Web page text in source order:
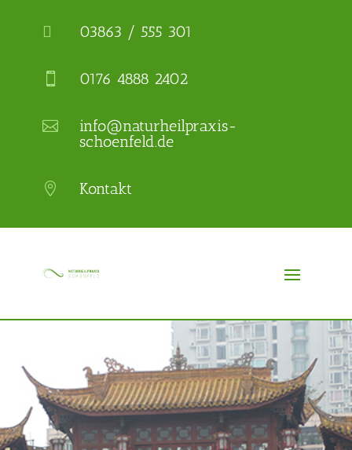
 03863 / 555 301
 0176 4888 2402

info@naturheilpraxis-
schoenfeld.de
 Kontakt